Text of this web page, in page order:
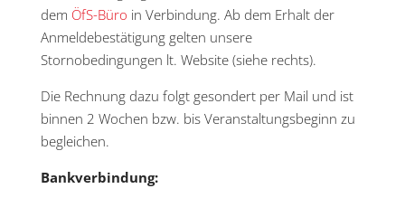
dem ÖfS-Büro in Verbindung. Ab dem Erhalt der
Anmeldebestätigung gelten unsere
Stornobedingungen lt. Website (siehe rechts).
Die Rechnung dazu folgt gesondert per Mail und ist
binnen 2 Wochen bzw. bis Veranstaltungsbeginn zu
begleichen.
Bankverbindung: